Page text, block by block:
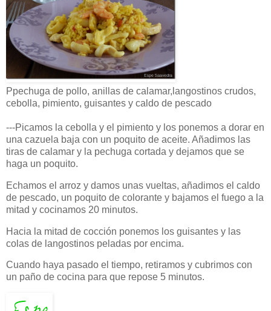
Ppechuga de pollo, anillas de calamar,langostinos crudos,
cebolla, pimiento, guisantes y caldo de pescado
---Picamos la cebolla y el pimiento y los ponemos a dorar en
una cazuela baja con un poquito de aceite. Añadimos las
tiras de calamar y la pechuga cortada y dejamos que se
haga un poquito.
Echamos el arroz y damos unas vueltas, añadimos el caldo
de pescado, un poquito de colorante y bajamos el fuego a la
mitad y cocinamos 20 minutos.
Hacia la mitad de cocción ponemos los guisantes y las
colas de langostinos peladas por encima.
Cuando haya pasado el tiempo, retiramos y cubrimos con
un paño de cocina para que repose 5 minutos.